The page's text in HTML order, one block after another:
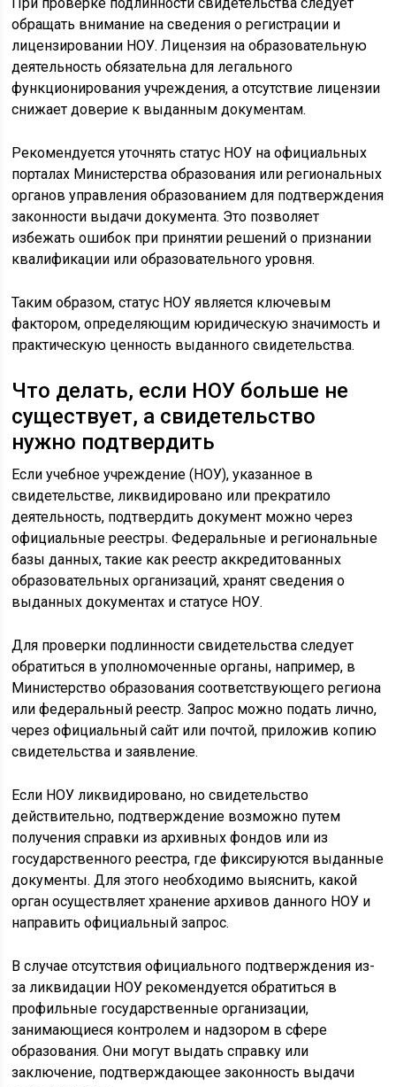
обращать внимание на сведения о регистрации и
лицензировании НОУ. Лицензия на образовательную
деятельность обязательна для легального
функционирования учреждения, а отсутствие лицензии
снижает доверие к выданным документам.
Рекомендуется уточнять статус НОУ на официальных
порталах Министерства образования или региональных
органов управления образованием для подтверждения
законности выдачи документа. Это позволяет
избежать ошибок при принятии решений о признании
квалификации или образовательного уровня.
Таким образом, статус НОУ является ключевым
фактором, определяющим юридическую значимость и
практическую ценность выданного свидетельства.
Что делать, если НОУ больше не
существует, а свидетельство
нужно подтвердить
Если учебное учреждение (НОУ), указанное в
свидетельстве, ликвидировано или прекратило
деятельность, подтвердить документ можно через
официальные реестры. Федеральные и региональные
базы данных, такие как реестр аккредитованных
образовательных организаций, хранят сведения о
выданных документах и статусе НОУ.
Для проверки подлинности свидетельства следует
обратиться в уполномоченные органы, например, в
Министерство образования соответствующего региона
или федеральный реестр. Запрос можно подать лично,
через официальный сайт или почтой, приложив копию
свидетельства и заявление.
Если НОУ ликвидировано, но свидетельство
действительно, подтверждение возможно путем
получения справки из архивных фондов или из
государственного реестра, где фиксируются выданные
документы. Для этого необходимо выяснить, какой
орган осуществляет хранение архивов данного НОУ и
направить официальный запрос.
В случае отсутствия официального подтверждения из-
за ликвидации НОУ рекомендуется обратиться в
профильные государственные организации,
занимающиеся контролем и надзором в сфере
образования. Они могут выдать справку или
заключение, подтверждающее законность выдачи